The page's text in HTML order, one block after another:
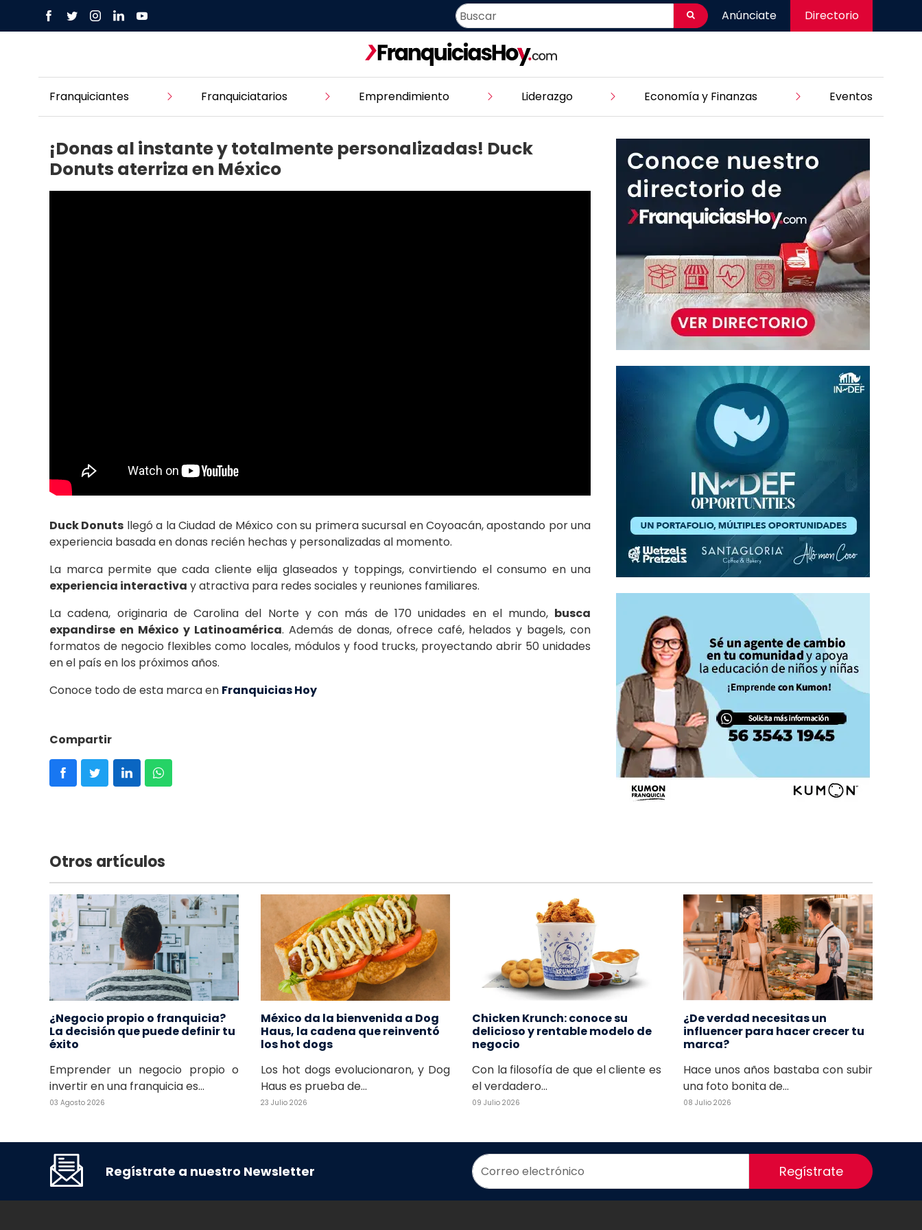
Anúnciate Directorio
Franquiciantes Franquiciatarios Emprendimiento Liderazgo Economía y Finanzas Eventos
¡Donas al instante y totalmente personalizadas! Duck
Donuts aterriza en México
Duck Donuts llegó a la Ciudad de México con su primera sucursal en Coyoacán, apostando por una
experiencia basada en donas recién hechas y personalizadas al momento.
La marca permite que cada cliente elija glaseados y toppings, convirtiendo el consumo en una
experiencia interactiva y atractiva para redes sociales y reuniones familiares.
La cadena, originaria de Carolina del Norte y con más de 170 unidades en el mundo, busca
expandirse en México y Latinoamérica. Además de donas, ofrece café, helados y bagels, con
formatos de negocio flexibles como locales, módulos y food trucks, proyectando abrir 50 unidades
en el país en los próximos años.
Conoce todo de esta marca en Franquicias Hoy
Compartir
Otros artículos
¿Negocio propio o franquicia?
La decisión que puede definir tu
éxito
Emprender un negocio propio o
invertir en una franquicia es...
03 Agosto 2026
México da la bienvenida a Dog
Haus, la cadena que reinventó
los hot dogs
Los hot dogs evolucionaron, y Dog
Haus es prueba de...
23 Julio 2026
Chicken Krunch: conoce su
delicioso y rentable modelo de
negocio
Con la filosofía de que el cliente es
el verdadero...
09 Julio 2026
¿De verdad necesitas un
influencer para hacer crecer tu
marca?
Hace unos años bastaba con subir
una foto bonita de...
08 Julio 2026
Regístrate a nuestro Newsletter Regístrate